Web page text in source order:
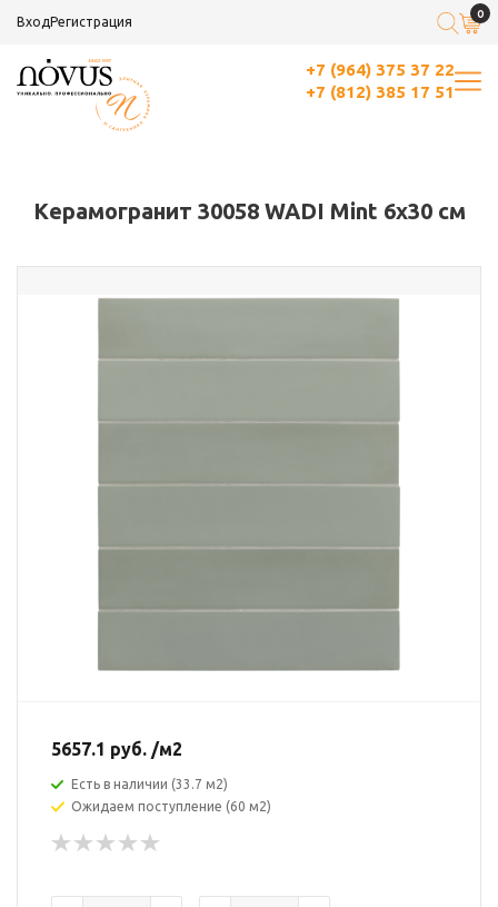
ВходРегистрация
0
+7 (964) 375 37 22
+7 (812) 385 17 51
Керамогранит 30058 WADI Mint 6x30 см
5657.1 руб. /м2
Есть в наличии (33.7 м2)
Ожидаем поступление (60 м2)